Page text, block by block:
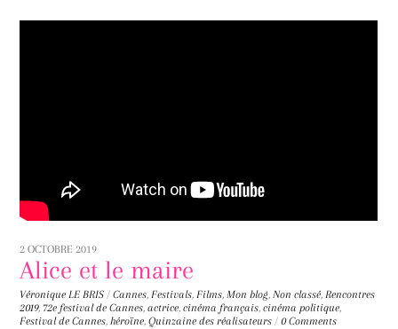
2 OCTOBRE 2019
Alice et le maire
Véronique LE BRIS / Cannes,Festivals,Films,Mon blog,Non classé,Rencontres
2019,72e festival de Cannes,actrice,cinéma français,cinéma politique,
Festival de Cannes,héroïne,Quinzaine des réalisateurs / 0 Comments